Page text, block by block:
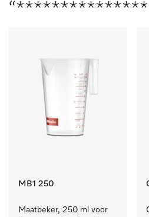
MB1 250
Maatbeker, 250 ml voor